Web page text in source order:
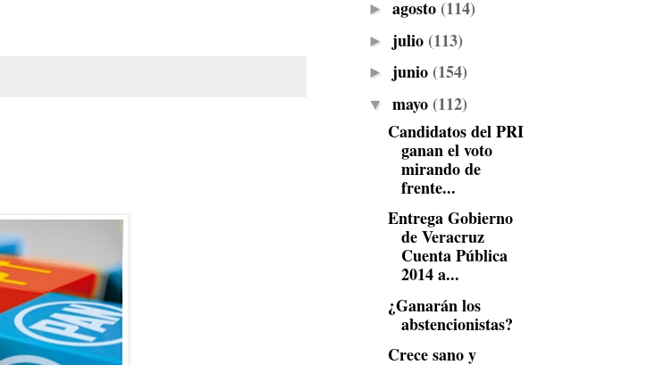
► agosto (114)
► julio (113)
► junio (154)
▼ mayo (112)
Candidatos del PRI
ganan el voto
mirando de
frente...
Entrega Gobierno
de Veracruz
Cuenta Pública
2014 a...
¿Ganarán los
abstencionistas?
Crece sano y